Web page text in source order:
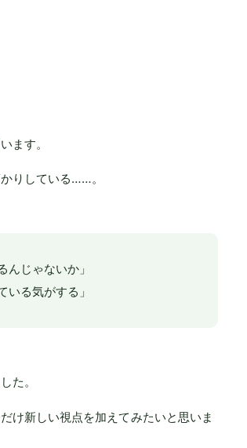
ます。
りしている……。
じゃないか」
る気がする」
た。
け新しい視点を加えてみたいと思いま